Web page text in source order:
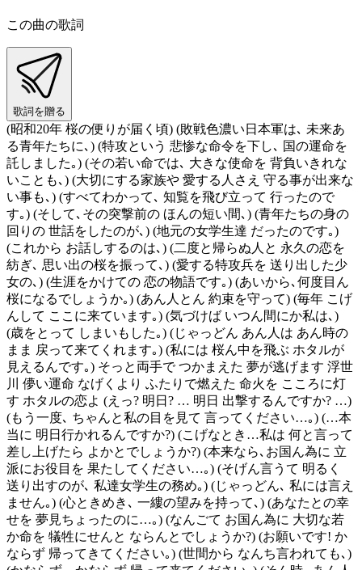
この曲の歌詞
歌詞を贈る
(昭和20年 桜の便りが届く頃) (敗戦色濃い日本軍は､ 未来あ
る青年たちに､) (特攻という 悲惨な命令を下し､ 国の運命を
託しました｡) (その若い命では､ 大きな使命を 背負いきれな
いことも､) (大切にする家族や 愛する人さえ 守る事が出来な
い事も､) (すべてわかって､ 知覧を飛び立って 行ったので
す｡) (そして､その突撃前の ほんの短い間､) (青年たちの身の
回りの 世話をしたのが､) (地元の女学生達 だったのです｡)
(これから お話しするのは､) (二度と帰らぬ人と 永久の恋を
紡ぎ､ 思い出の桜を振って､) (愛する特攻兵を 送り出した少
女の､) (生涯をかけての 恋の物語です｡) (あいから､何度目ん
桜になるでしょうか｡) (あん人とん 約束を守って) (毎年 こげ
んして ここに来ています｡) (気づけば いつん間にか私は､)
(歳をとって しまいもした｡) (じゃっどん あん人は あん時の
まま 戻って来てくれます｡) (私には 桜ん中を飛ぶ ホタルが
見えるんです｡) そっと両手で つかまえた 夢が逃げます 浮世
川 儚い運命 なげくより ふたりで燃えた 命火を こころに灯
す ホタルの恋よ (えっ? 明日? … 明日 出撃するんですか? …)
(もう一度､ ちゃんと私の目を見て 言ってください…｡) (…本
当に 明日行かれるんですか?) (こげなとき…私は 何と言って
差し上げたら よかとでしょうか?) (本来なら､お国ん為に 立
派にお役目を 果たしてください…｡) (そげん言うて 明るく
送り出すのが､ 私達女学生の務め｡) (じゃっどん､ 私には言え
ません｡) (心ときめき､ 一縷の望みを持って､) (あなたとの幸
せを 夢見ちょったのに…｡) (なんごて お国ん為に 大切な若
か命を 犠牲にせんと ならんとでしょうか?) (お願いです! か
ならず 帰ってきてください｡) (世間から なんち言われても､)